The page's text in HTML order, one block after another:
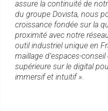
assure la continuité de
du groupe Dovista, nous
croissance fondée sur la
proximité avec notre
outil industriel unique en
maillage d’espaces-
supérieure sur le digital
immersif et intuitif ».